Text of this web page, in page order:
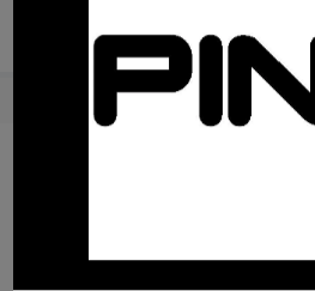
Snabba
Brett sortiment